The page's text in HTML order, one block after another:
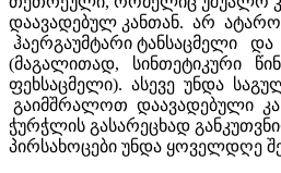
დაავადებულ კანთან. არ
ჰაერგაუმტარი ტანსაცმელი
(მაგალითად, სინთეტიკური
ფეხსაცმელი). ასევე უნდა
გაიმშრალოთ დაავადებული
ჭურჭლის გასარეცხად
პირსახოცები უნდა ყოველდღე